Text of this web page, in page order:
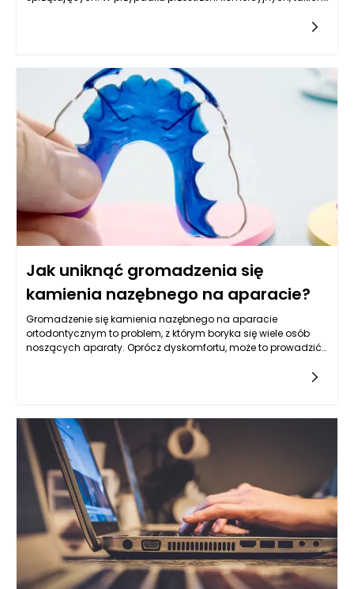
Jak uniknąć gromadzenia się
kamienia nazębnego na aparacie?
Gromadzenie się kamienia nazębnego na aparacie
ortodontycznym to problem, z którym boryka się wiele osób
noszących aparaty. Oprócz dyskomfortu, może to prowadzić
oraz systematyczna konserwacja aparatu. Istnieją liczne
strategie, które mogą pomóc w minimalizowaniu ryzyka
pojawienia się kamienia nazębnego, a jedną z nich jest
stosowanie specjalnych płynów do czyszczenia ruchomych
aparatów ortodontycznych.